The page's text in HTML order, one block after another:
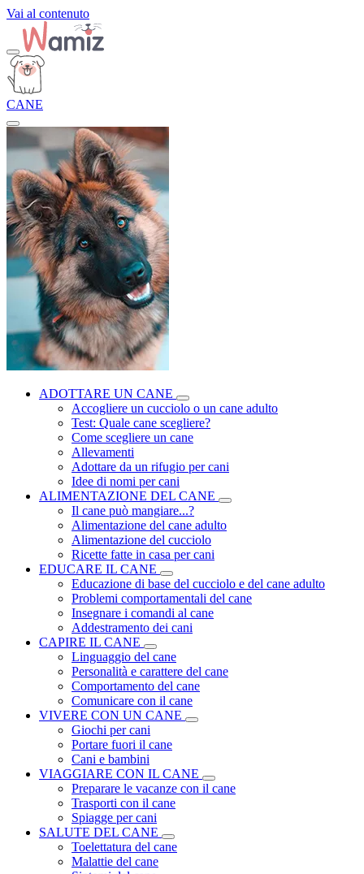
Vai al contenuto
CANE
ADOTTARE UN CANE
Accogliere un cucciolo o un cane adulto
Test: Quale cane scegliere?
Come scegliere un cane
Allevamenti
Adottare da un rifugio per cani
Idee di nomi per cani
ALIMENTAZIONE DEL CANE
Il cane può mangiare...?
Alimentazione del cane adulto
Alimentazione del cucciolo
Ricette fatte in casa per cani
EDUCARE IL CANE
Educazione di base del cucciolo e del cane adulto
Problemi comportamentali del cane
Insegnare i comandi al cane
Addestramento dei cani
CAPIRE IL CANE
Linguaggio del cane
Personalità e carattere del cane
Comportamento del cane
Comunicare con il cane
VIVERE CON UN CANE
Giochi per cani
Portare fuori il cane
Cani e bambini
VIAGGIARE CON IL CANE
Preparare le vacanze con il cane
Trasporti con il cane
Spiagge per cani
SALUTE DEL CANE
Toelettatura del cane
Malattie del cane